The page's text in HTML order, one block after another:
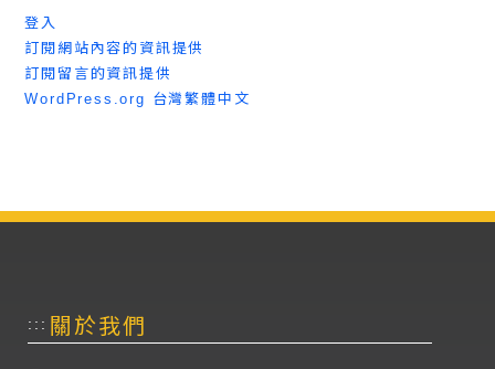
登入
訂閱網站內容的資訊提供
訂閱留言的資訊提供
WordPress.org 台灣繁體中文
::: 關於我們